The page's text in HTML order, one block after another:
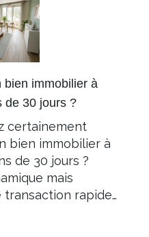
bien immobilier à
de 30 jours ?
certainement
bien immobilier à
de 30 jours ?
mais
transaction rapide…